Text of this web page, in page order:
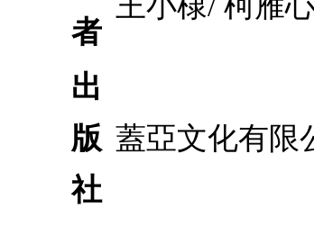
者
出
版
社
蓋亞文化有限